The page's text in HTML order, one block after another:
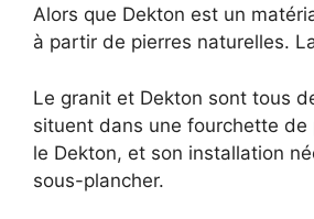
Alors que Dekton est un
à partir de pierres naturelles.
Le granit et Dekton sont tous
situent dans une fourchette
le Dekton, et son installation
sous-plancher.